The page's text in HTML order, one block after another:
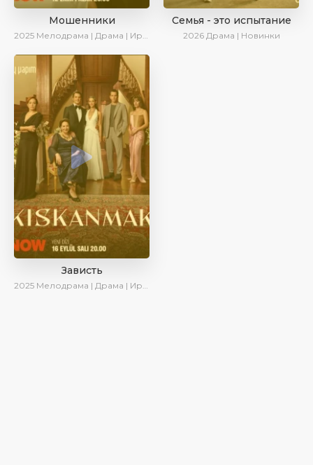
Мошенники
2025 Мелодрама | Драма | Ирина Котова | AlisaDirilis | Новинки | Сериалы 2025
Семья - это испытание
2026 Драма | Новинки
Зависть
2025 Мелодрама | Драма | Ирина Котова | AlisaDirilis | Новинки | Сериалы 2025